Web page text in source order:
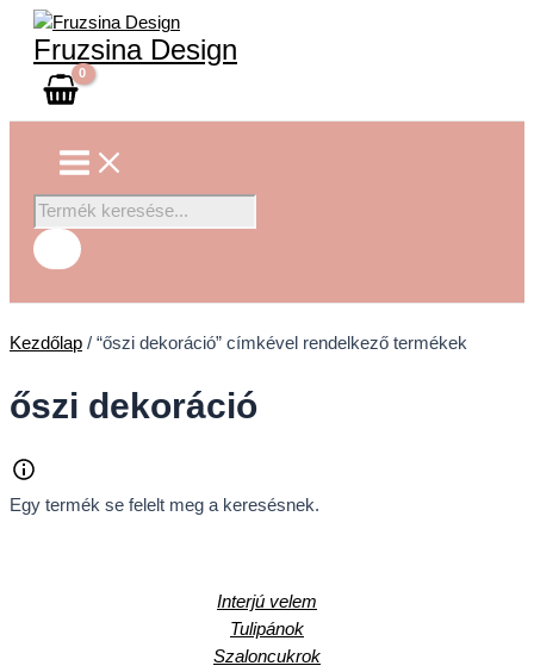
Skip
content
Fruzsina Design
Menu
Products
search
Kezdőlap / “őszi dekoráció” címkével rendelkező termékek
őszi dekoráció
Egy termék se felelt meg a keresésnek.
Interjú velem
Tulipánok
Szaloncukrok